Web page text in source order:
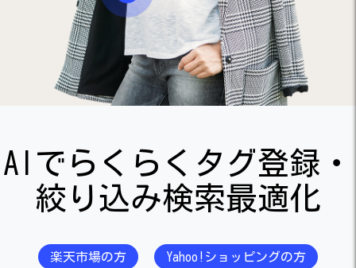
5
AIでらくらくタグ登録・
絞り込み検索最適化
楽天市場の方 Yahoo!ショッピングの方